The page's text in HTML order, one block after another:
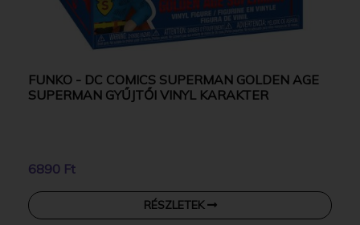
FUNKO - DC COMICS SUPERMAN GOLDEN AGE
SUPERMAN GYŰJTŐI VINYL KARAKTER
6890 Ft
RÉSZLETEK